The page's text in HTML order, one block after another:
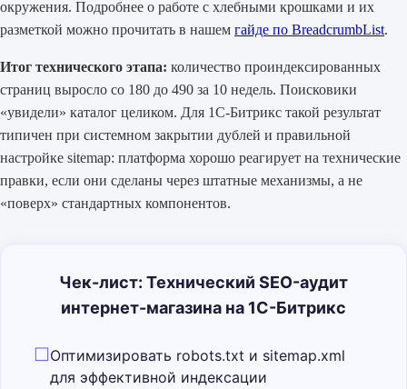
окружения. Подробнее о работе с хлебными крошками и их
разметкой можно прочитать в нашем гайде по BreadcrumbList.
Итог технического этапа: количество проиндексированных
страниц выросло со 180 до 490 за 10 недель. Поисковики
«увидели» каталог целиком. Для 1С-Битрикс такой результат
типичен при системном закрытии дублей и правильной
настройке sitemap: платформа хорошо реагирует на технические
правки, если они сделаны через штатные механизмы, а не
«поверх» стандартных компонентов.
Чек-лист: Технический SEO-аудит
интернет-магазина на 1С-Битрикс
Оптимизировать robots.txt и sitemap.xml
для эффективной индексации